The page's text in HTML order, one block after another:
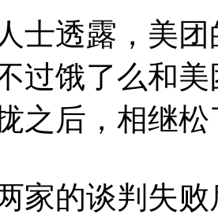
透露，美团
过饿了么和
之后，相继
的谈判失败